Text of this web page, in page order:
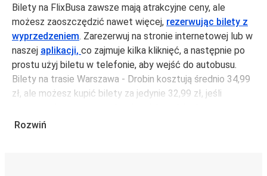
Bilety na FlixBusa zawsze mają atrakcyjne ceny, ale
możesz zaoszczędzić nawet więcej, rezerwując bilety z
wyprzedzeniem. Zarezerwuj na stronie internetowej lub w
naszej aplikacji, co zajmuje kilka kliknięć, a następnie po
prostu użyj biletu w telefonie, aby wejść do autobusu.
Bilety na trasie Warszawa - Drobin kosztują średnio 34,99
zł, ale możesz kupić bilety za jedynie 32,99 zł, jeśli
unikając weekendów i świąt. Aby podróżować szybko,
Rozwiń